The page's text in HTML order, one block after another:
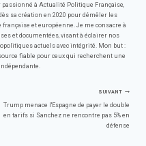
à Actualité Politique Française,
sa création en 2020 pour démêler les
et européenne. Je me consacre à
et documentées, visant à éclairer nos
actuels avec intégrité. Mon but :
fiable pour ceux qui recherchent une
SUIVANT
Trump menace l'Espagne de payer le double
en tarifs si Sanchez ne rencontre pas 5% en
défense